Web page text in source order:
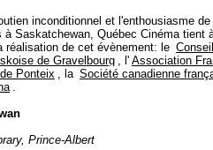
inconditionnel et l'enthousiasme
Saskatchewan, Québec Cinéma tient
réalisation de cet évènement: le
de Gravelbourg , l' Association
Ponteix , la Société canadienne
.
Prince-Albert